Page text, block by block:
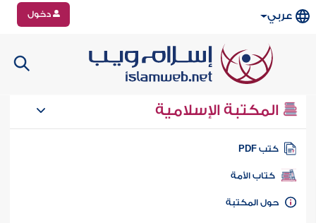
عربي دخول
المكتبة الإسلامية
كتب PDF
كتاب الأمة